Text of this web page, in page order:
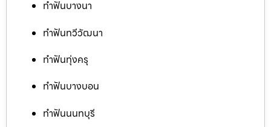
ทำฟันบางนา
ทำฟันทวีวัฒนา
ทำฟันทุ่งครุ
ทำฟันบางบอน
ทำฟันนนทบุรี